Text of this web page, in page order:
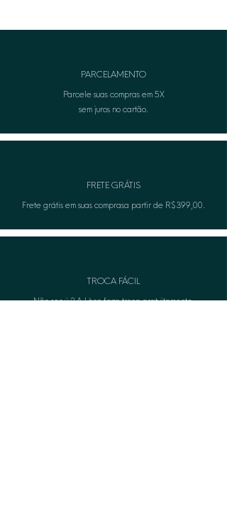
PARCELAMENTO
Parcele suas compras em 5X
sem juros no cartão.
FRETE GRÁTIS
Frete grátis em suas comprasa partir de R$399,00.
TROCA FÁCIL
Não serviu? A Lèon faza troca gratuitamente.